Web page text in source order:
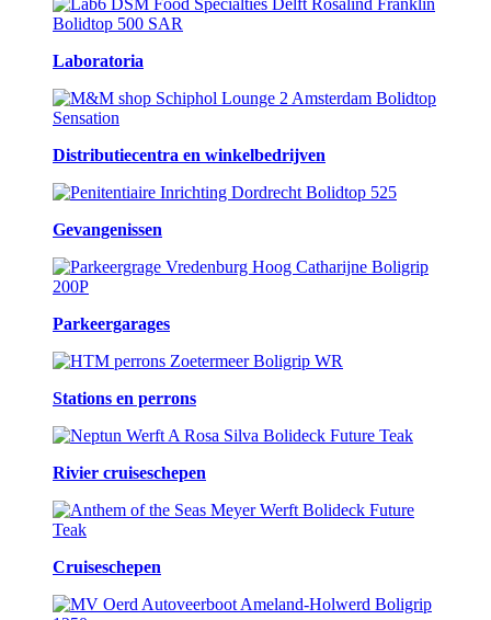
Laboratoria
Distributiecentra en winkelbedrijven
Gevangenissen
Parkeergarages
Stations en perrons
Rivier cruiseschepen
Cruiseschepen